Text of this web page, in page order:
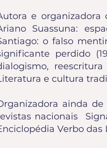
e organizadora
Suassuna:
o falso
perdido
e cultura
ainda
nacionais
Verbo das